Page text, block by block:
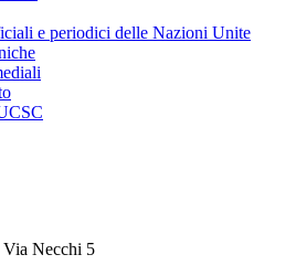
e periodici delle Nazioni Unite
Via Necchi 5